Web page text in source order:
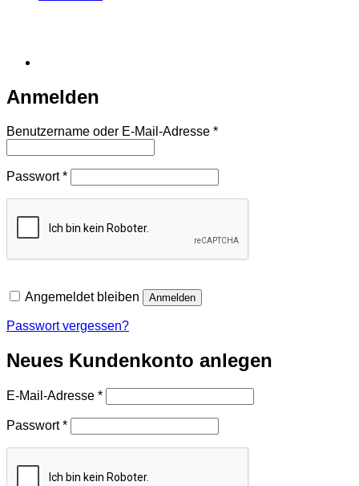
Anmelden
Benutzername oder E-Mail-Adresse *Erforderlich
Passwort*Erforderlich
Angemeldet bleiben Anmelden
Passwort vergessen?
Neues Kundenkonto anlegen
E-Mail-Adresse *Erforderlich
Passwort*Erforderlich